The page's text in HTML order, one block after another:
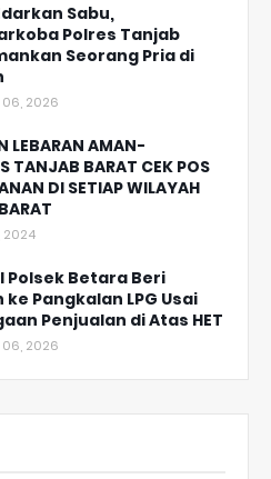
Sabu,
Polres Tanjab
Seorang Pria di
2026
LEBARAN AMAN-
TANJAB BARAT CEK POS
DI SETIAP WILAYAH
2024
Polsek Betara Beri
Pangkalan LPG Usai
Penjualan di Atas HET
2026